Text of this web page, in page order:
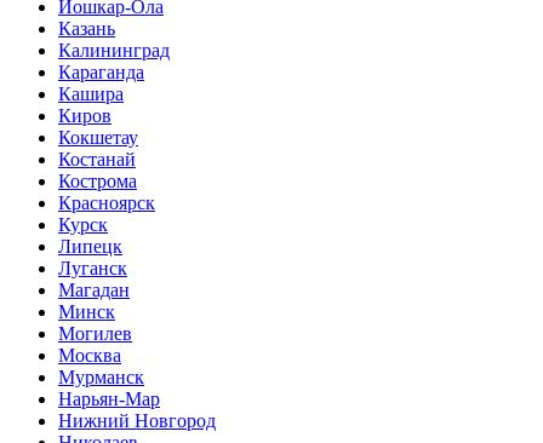
Йошкар-Ола
Казань
Калининград
Караганда
Кашира
Киров
Кокшетау
Костанай
Кострома
Красноярск
Курск
Липецк
Луганск
Магадан
Минск
Могилев
Москва
Мурманск
Нарьян-Мар
Нижний Новгород